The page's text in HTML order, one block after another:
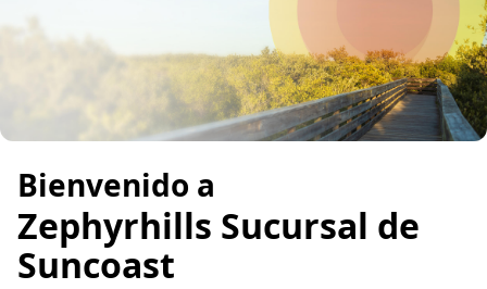
Bienvenido a
Zephyrhills Sucursal de
Suncoast